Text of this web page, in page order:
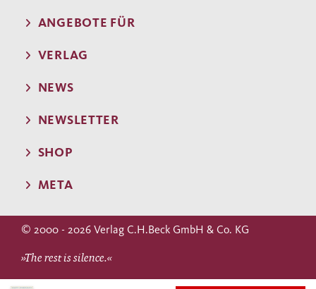
ANGEBOTE FÜR
VERLAG
NEWS
NEWSLETTER
SHOP
META
© 2000 - 2026 Verlag C.H.Beck GmbH & Co. KG
»The rest is silence.«
WILLIAM SHAKESPEARE